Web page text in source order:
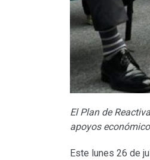
El Plan de
apoyos
Este lunes 26 de